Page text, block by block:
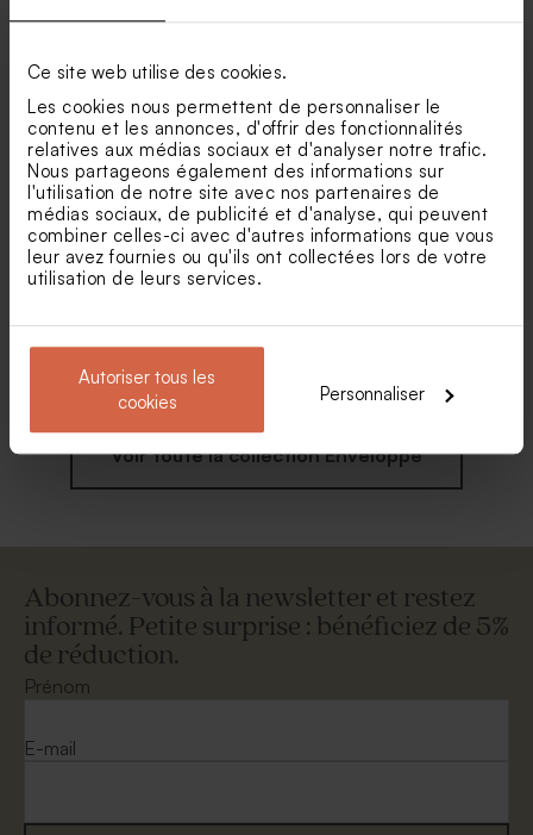
Ce site web utilise des cookies.
Les cookies nous permettent de personnaliser le
contenu et les annonces, d'offrir des fonctionnalités
relatives aux médias sociaux et d'analyser notre trafic.
Nous partageons également des informations sur
l'utilisation de notre site avec nos partenaires de
médias sociaux, de publicité et d'analyse, qui peuvent
combiner celles-ci avec d'autres informations que vous
leur avez fournies ou qu'ils ont collectées lors de votre
utilisation de leurs services.
Autoriser tous les
cookies
Personnaliser
Enveloppe carrée mariage
rouille
Enveloppe rectangulaire
mariage papier recyclé
Voir toute la collection Enveloppe
Abonnez-vous à la newsletter et restez
informé. Petite surprise : bénéficiez de 5%
de réduction.
Prénom
E-mail